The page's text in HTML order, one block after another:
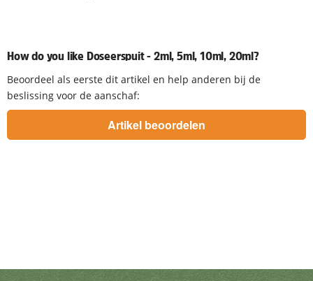
How do you like Doseerspuit - 2ml, 5ml, 10ml, 20ml?
Beoordeel als eerste dit artikel en help anderen bij de
beslissing voor de aanschaf: